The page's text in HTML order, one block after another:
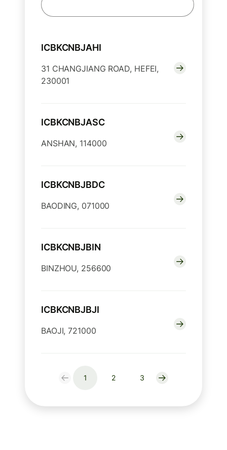
ICBKCNBJAHI
31 CHANGJIANG ROAD, HEFEI,
230001
ICBKCNBJASC
ANSHAN, 114000
ICBKCNBJBDC
BAODING, 071000
ICBKCNBJBIN
BINZHOU, 256600
ICBKCNBJBJI
BAOJI, 721000
1 2 3